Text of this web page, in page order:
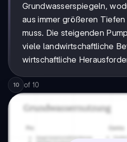
Grundwasserspiegeln,
aus immer größeren
muss. Die steigenden
viele landwirtschaftliche
wirtschaftliche
10 of 10